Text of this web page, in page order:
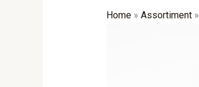
Home» Assortiment»